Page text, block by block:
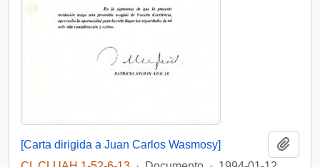
[Carta dirigida a Juan Carlos Wasmosy]